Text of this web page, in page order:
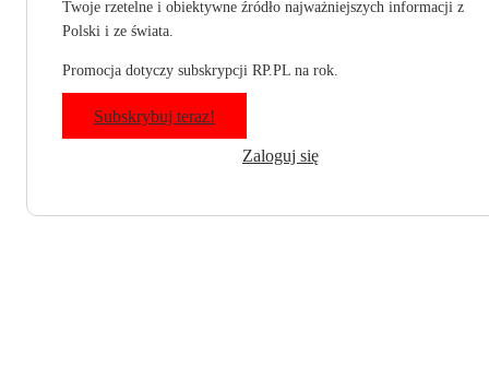
Twoje rzetelne i obiektywne źródło najważniejszych informacji z
Polski i ze świata.
Promocja dotyczy subskrypcji RP.PL na rok.
Subskrybuj teraz!
Zaloguj się